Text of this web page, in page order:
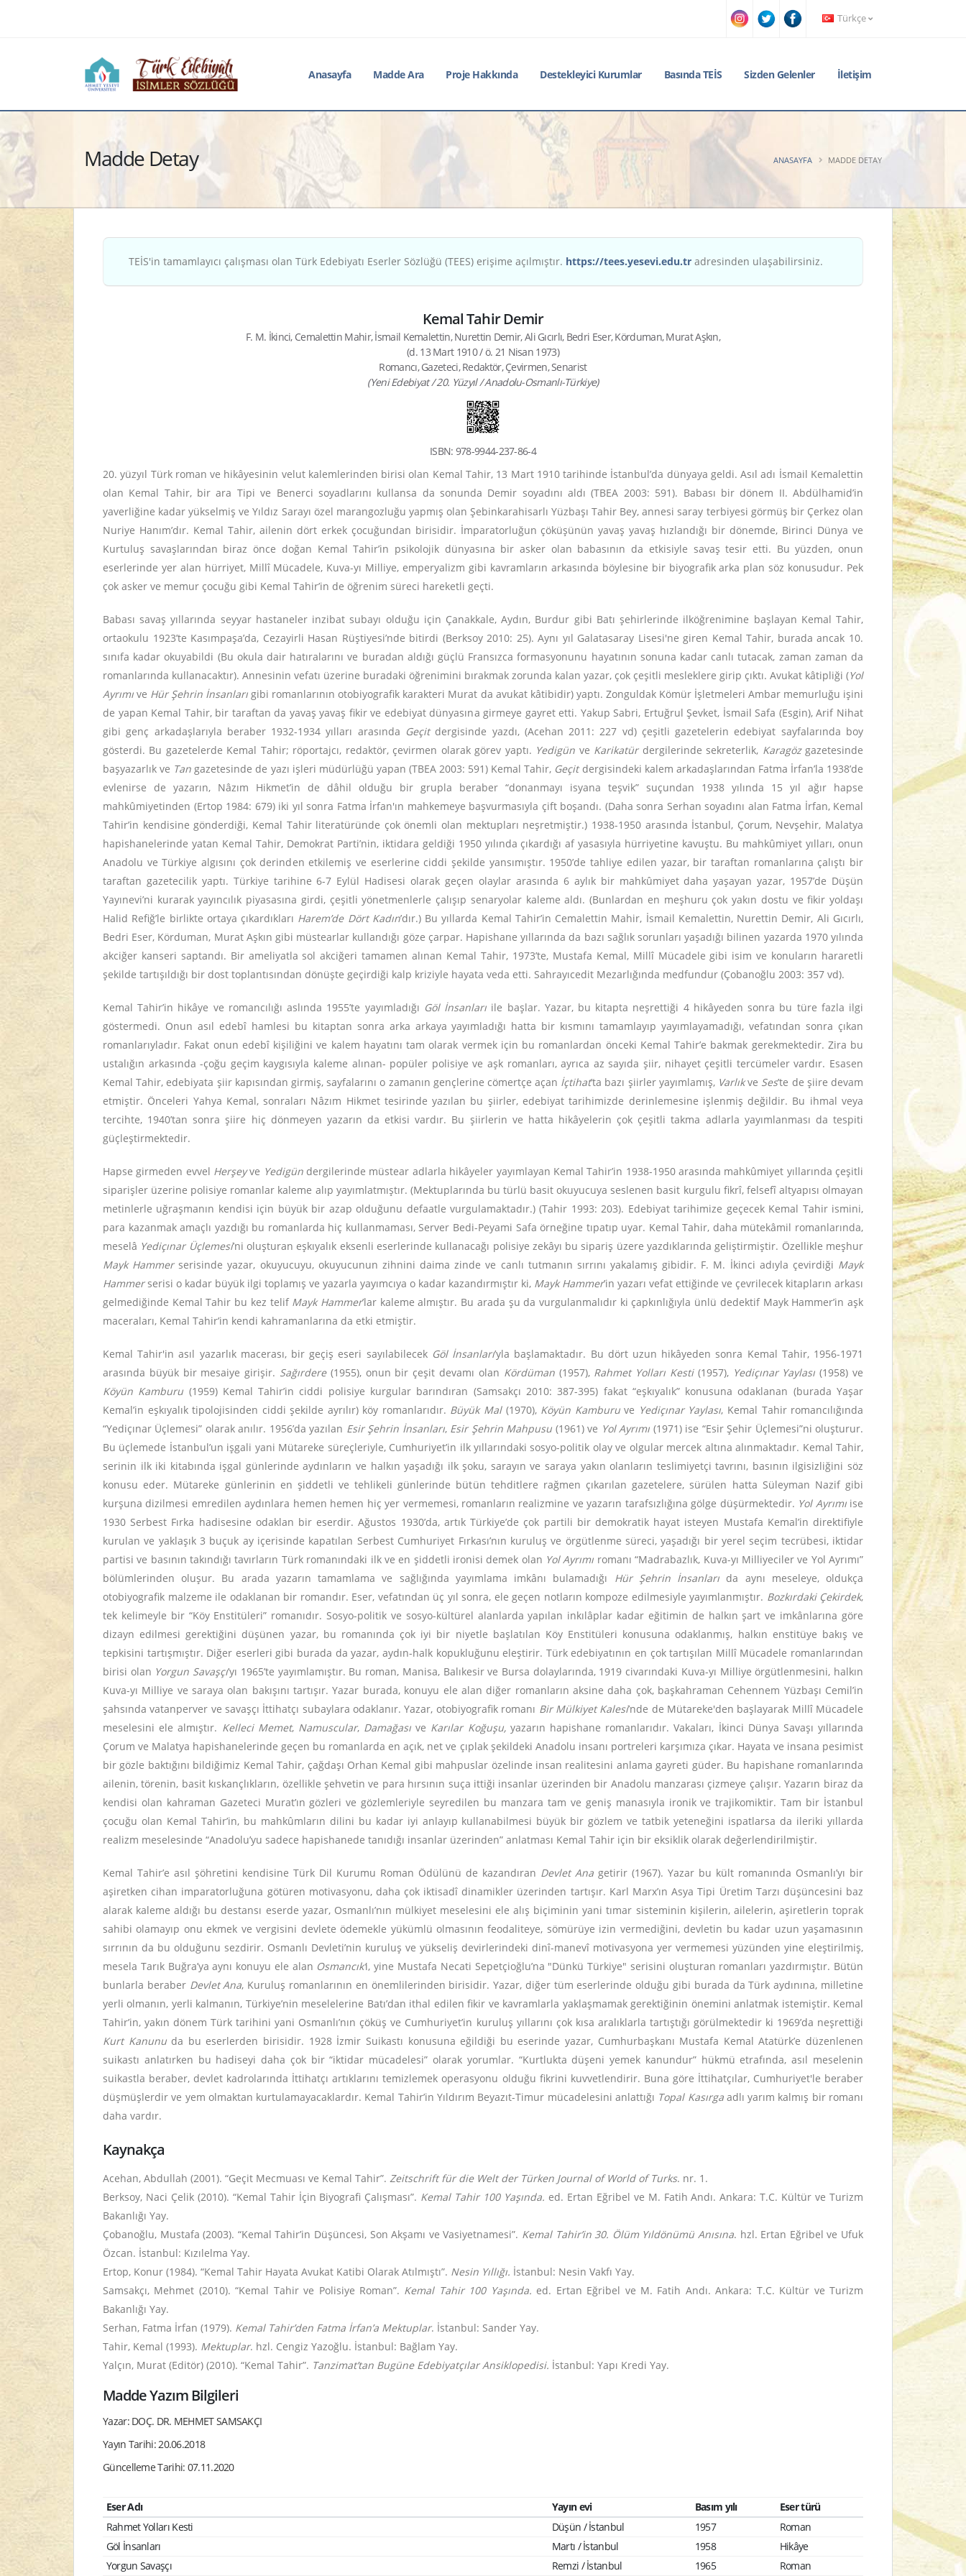
Türkçe
Anasayfa Madde Ara Proje Hakkında Destekleyici Kurumlar Basında TEİS Sizden Gelenler İletişim
Madde Detay ANASAYFA MADDE DETAY
TEİS'in tamamlayıcı çalışması olan Türk Edebiyatı Eserler Sözlüğü (TEES) erişime açılmıştır. https://tees.yesevi.edu.tr adresinden ulaşabilirsiniz.
Kemal Tahir Demir
F. M. İkinci, Cemalettin Mahir, İsmail Kemalettin, Nurettin Demir, Ali Gıcırlı, Bedri Eser, Körduman, Murat Aşkın,
(d. 13 Mart 1910 / ö. 21 Nisan 1973)
Romancı, Gazeteci, Redaktör, Çevirmen, Senarist
(Yeni Edebiyat / 20. Yüzyıl / Anadolu-Osmanlı-Türkiye)
ISBN: 978-9944-237-86-4
20. yüzyıl Türk roman ve hikâyesinin velut kalemlerinden birisi olan Kemal Tahir, 13 Mart 1910 tarihinde İstanbul’da dünyaya geldi. Asıl adı İsmail Kemalettin
olan Kemal Tahir, bir ara Tipi ve Benerci soyadlarını kullansa da sonunda Demir soyadını aldı (TBEA 2003: 591). Babası bir dönem II. Abdülhamid’in
yaverliğine kadar yükselmiş ve Yıldız Sarayı özel marangozluğu yapmış olan Şebinkarahisarlı Yüzbaşı Tahir Bey, annesi saray terbiyesi görmüş bir Çerkez olan
Nuriye Hanım’dır. Kemal Tahir, ailenin dört erkek çocuğundan birisidir. İmparatorluğun çöküşünün yavaş yavaş hızlandığı bir dönemde, Birinci Dünya ve
Kurtuluş savaşlarından biraz önce doğan Kemal Tahir’in psikolojik dünyasına bir asker olan babasının da etkisiyle savaş tesir etti. Bu yüzden, onun
eserlerinde yer alan hürriyet, Millî Mücadele, Kuva-yı Milliye, emperyalizm gibi kavramların arkasında böylesine bir biyografik arka plan söz konusudur. Pek
çok asker ve memur çocuğu gibi Kemal Tahir’in de öğrenim süreci hareketli geçti.
Babası savaş yıllarında seyyar hastaneler inzibat subayı olduğu için Çanakkale, Aydın, Burdur gibi Batı şehirlerinde ilköğrenimine başlayan Kemal Tahir,
ortaokulu 1923’te Kasımpaşa’da, Cezayirli Hasan Rüştiyesi’nde bitirdi (Berksoy 2010: 25). Aynı yıl Galatasaray Lisesi'ne giren Kemal Tahir, burada ancak 10.
sınıfa kadar okuyabildi (Bu okula dair hatıralarını ve buradan aldığı güçlü Fransızca formasyonunu hayatının sonuna kadar canlı tutacak, zaman zaman da
romanlarında kullanacaktır). Annesinin vefatı üzerine buradaki öğrenimini bırakmak zorunda kalan yazar, çok çeşitli mesleklere girip çıktı. Avukat kâtipliği (Yol
Ayrımıve Hür Şehrin İnsanları gibi romanlarının otobiyografik karakteri Murat da avukat kâtibidir) yaptı. Zonguldak Kömür İşletmeleri Ambar memurluğu işini
de yapan Kemal Tahir, bir taraftan da yavaş yavaş fikir ve edebiyat dünyasına girmeye gayret etti. Yakup Sabri, Ertuğrul Şevket, İsmail Safa (Esgin), Arif Nihat
gibi genç arkadaşlarıyla beraber 1932-1934 yılları arasında Geçitdergisinde yazdı, (Acehan 2011: 227 vd) çeşitli gazetelerin edebiyat sayfalarında boy
gösterdi. Bu gazetelerde Kemal Tahir; röportajcı, redaktör, çevirmen olarak görev yaptı. Yedigün ve Karikatürdergilerinde sekreterlik, Karagözgazetesinde
başyazarlık ve Tan gazetesinde de yazı işleri müdürlüğü yapan (TBEA 2003: 591) Kemal Tahir, Geçitdergisindeki kalem arkadaşlarından Fatma İrfan’la 1938’de
evlenirse de yazarın, Nâzım Hikmet’in de dâhil olduğu bir grupla beraber “donanmayı isyana teşvik” suçundan 1938 yılında 15 yıl ağır hapse
mahkûmiyetinden (Ertop 1984: 679) iki yıl sonra Fatma İrfan'ın mahkemeye başvurmasıyla çift boşandı. (Daha sonra Serhan soyadını alan Fatma İrfan, Kemal
Tahir’in kendisine gönderdiği, Kemal Tahir literatüründe çok önemli olan mektupları neşretmiştir.) 1938-1950 arasında İstanbul, Çorum, Nevşehir, Malatya
hapishanelerinde yatan Kemal Tahir, Demokrat Parti’nin, iktidara geldiği 1950 yılında çıkardığı af yasasıyla hürriyetine kavuştu. Bu mahkûmiyet yılları, onun
Anadolu ve Türkiye algısını çok derinden etkilemiş ve eserlerine ciddi şekilde yansımıştır. 1950’de tahliye edilen yazar, bir taraftan romanlarına çalıştı bir
taraftan gazetecilik yaptı. Türkiye tarihine 6-7 Eylül Hadisesi olarak geçen olaylar arasında 6 aylık bir mahkûmiyet daha yaşayan yazar, 1957’de Düşün
Yayınevi’ni kurarak yayıncılık piyasasına girdi, çeşitli yönetmenlerle çalışıp senaryolar kaleme aldı. (Bunlardan en meşhuru çok yakın dostu ve fikir yoldaşı
Halid Refiğ’le birlikte ortaya çıkardıkları Harem’de Dört Kadın’dır.) Bu yıllarda Kemal Tahir’in Cemalettin Mahir, İsmail Kemalettin, Nurettin Demir, Ali Gıcırlı,
Bedri Eser, Körduman, Murat Aşkın gibi müstearlar kullandığı göze çarpar. Hapishane yıllarında da bazı sağlık sorunları yaşadığı bilinen yazarda 1970 yılında
akciğer kanseri saptandı. Bir ameliyatla sol akciğeri tamamen alınan Kemal Tahir, 1973’te, Mustafa Kemal, Millî Mücadele gibi isim ve konuların hararetli
şekilde tartışıldığı bir dost toplantısından dönüşte geçirdiği kalp kriziyle hayata veda etti. Sahrayıcedit Mezarlığında medfundur (Çobanoğlu 2003: 357 vd).
Kemal Tahir’in hikâye ve romancılığı aslında 1955’te yayımladığı Göl İnsanları ile başlar. Yazar, bu kitapta neşrettiği 4 hikâyeden sonra bu türe fazla ilgi
göstermedi. Onun asıl edebî hamlesi bu kitaptan sonra arka arkaya yayımladığı hatta bir kısmını tamamlayıp yayımlayamadığı, vefatından sonra çıkan
romanlarıyladır. Fakat onun edebî kişiliğini ve kalem hayatını tam olarak vermek için bu romanlardan önceki Kemal Tahir’e bakmak gerekmektedir. Zira bu
ustalığın arkasında -çoğu geçim kaygısıyla kaleme alınan- popüler polisiye ve aşk romanları, ayrıca az sayıda şiir, nihayet çeşitli tercümeler vardır. Esasen
Kemal Tahir, edebiyata şiir kapısından girmiş, sayfalarını o zamanın gençlerine cömertçe açan İçtihat’ta bazı şiirler yayımlamış, Varlıkve Ses’te de şiire devam
etmiştir. Önceleri Yahya Kemal, sonraları Nâzım Hikmet tesirinde yazılan bu şiirler, edebiyat tarihimizde derinlemesine işlenmiş değildir. Bu ihmal veya
tercihte, 1940’tan sonra şiire hiç dönmeyen yazarın da etkisi vardır. Bu şiirlerin ve hatta hikâyelerin çok çeşitli takma adlarla yayımlanması da tespiti
güçleştirmektedir.
Hapse girmeden evvel Herşeyve Yedigündergilerinde müstear adlarla hikâyeler yayımlayan Kemal Tahir’in 1938-1950 arasında mahkûmiyet yıllarında çeşitli
siparişler üzerine polisiye romanlar kaleme alıp yayımlatmıştır. (Mektuplarında bu türlü basit okuyucuya seslenen basit kurgulu fikrî, felsefî altyapısı olmayan
metinlerle uğraşmanın kendisi için büyük bir azap olduğunu defaatle vurgulamaktadır.) (Tahir 1993: 203). Edebiyat tarihimize geçecek Kemal Tahir ismini,
para kazanmak amaçlı yazdığı bu romanlarda hiç kullanmaması, Server Bedi-Peyami Safa örneğine tıpatıp uyar. Kemal Tahir, daha mütekâmil romanlarında,
meselâ Yediçınar Üçlemesi’ni oluşturan eşkıyalık eksenli eserlerinde kullanacağı polisiye zekâyı bu sipariş üzere yazdıklarında geliştirmiştir. Özellikle meşhur
Mayk Hammerserisinde yazar, okuyucuyu, okuyucunun zihnini daima zinde ve canlı tutmanın sırrını yakalamış gibidir. F. M. İkinci adıyla çevirdiği Mayk
Hammerserisi o kadar büyük ilgi toplamış ve yazarla yayımcıya o kadar kazandırmıştır ki, Mayk Hammer’in yazarı vefat ettiğinde ve çevrilecek kitapların arkası
gelmediğinde Kemal Tahir bu kez telif Mayk Hammer’lar kaleme almıştır. Bu arada şu da vurgulanmalıdır ki çapkınlığıyla ünlü dedektif Mayk Hammer’in aşk
maceraları, Kemal Tahir’in kendi kahramanlarına da etki etmiştir.
Kemal Tahir'in asıl yazarlık macerası, bir geçiş eseri sayılabilecek Göl İnsanları’yla başlamaktadır. Bu dört uzun hikâyeden sonra Kemal Tahir, 1956-1971
arasında büyük bir mesaiye girişir. Sağırdere (1955), onun bir çeşit devamı olan Kördüman(1957), Rahmet Yolları Kesti (1957), Yediçınar Yaylası (1958) ve
Köyün Kamburu (1959) Kemal Tahir’in ciddi polisiye kurgular barındıran (Samsakçı 2010: 387-395) fakat “eşkıyalık” konusuna odaklanan (burada Yaşar
Kemal’in eşkıyalık tipolojisinden ciddi şekilde ayrılır) köy romanlarıdır. Büyük Mal(1970), Köyün Kamburuve Yediçınar Yaylası, Kemal Tahir romancılığında
“Yediçınar Üçlemesi” olarak anılır. 1956’da yazılan Esir Şehrin İnsanları,Esir Şehrin Mahpusu (1961) ve Yol Ayrımı (1971) ise “Esir Şehir Üçlemesi”ni oluşturur.
Bu üçlemede İstanbul’un işgali yani Mütareke süreçleriyle, Cumhuriyet’in ilk yıllarındaki sosyo-politik olay ve olgular mercek altına alınmaktadır. Kemal Tahir,
serinin ilk iki kitabında işgal günlerinde aydınların ve halkın yaşadığı ilk şoku, sarayın ve saraya yakın olanların teslimiyetçi tavrını, basının ilgisizliğini söz
konusu eder. Mütareke günlerinin en şiddetli ve tehlikeli günlerinde bütün tehditlere rağmen çıkarılan gazetelere, sürülen hatta Süleyman Nazif gibi
kurşuna dizilmesi emredilen aydınlara hemen hemen hiç yer vermemesi, romanların realizmine ve yazarın tarafsızlığına gölge düşürmektedir. Yol Ayrımıise
1930 Serbest Fırka hadisesine odaklan bir eserdir. Ağustos 1930’da, artık Türkiye’de çok partili bir demokratik hayat isteyen Mustafa Kemal’in direktifiyle
kurulan ve yaklaşık 3 buçuk ay içerisinde kapatılan Serbest Cumhuriyet Fırkası’nın kuruluş ve örgütlenme süreci, yaşadığı bir yerel seçim tecrübesi, iktidar
partisi ve basının takındığı tavırların Türk romanındaki ilk ve en şiddetli ironisi demek olan Yol Ayrımı romanı “Madrabazlık, Kuva-yı Milliyeciler ve Yol Ayrımı”
bölümlerinden oluşur. Bu arada yazarın tamamlama ve sağlığında yayımlama imkânı bulamadığı Hür Şehrin İnsanları da aynı meseleye, oldukça
otobiyografik malzeme ile odaklanan bir romandır. Eser, vefatından üç yıl sonra, ele geçen notların kompoze edilmesiyle yayımlanmıştır. Bozkırdaki Çekirdek,
tek kelimeyle bir “Köy Enstitüleri” romanıdır. Sosyo-politik ve sosyo-kültürel alanlarda yapılan inkılâplar kadar eğitimin de halkın şart ve imkânlarına göre
dizayn edilmesi gerektiğini düşünen yazar, bu romanında çok iyi bir niyetle başlatılan Köy Enstitüleri konusuna odaklanmış, halkın enstitüye bakış ve
tepkisini tartışmıştır. Diğer eserleri gibi burada da yazar, aydın-halk kopukluğunu eleştirir. Türk edebiyatının en çok tartışılan Millî Mücadele romanlarından
birisi olan Yorgun Savaşçı’yı 1965’te yayımlamıştır. Bu roman, Manisa, Balıkesir ve Bursa dolaylarında, 1919 civarındaki Kuva-yı Milliye örgütlenmesini, halkın
Kuva-yı Milliye ve saraya olan bakışını tartışır. Yazar burada, konuyu ele alan diğer romanların aksine daha çok, başkahraman Cehennem Yüzbaşı Cemil’in
şahsında vatanperver ve savaşçı İttihatçı subaylara odaklanır. Yazar, otobiyografik romanı Bir Mülkiyet Kalesi’nde de Mütareke'den başlayarak Millî Mücadele
meselesini ele almıştır. Kelleci Memet, Namuscular, Damağası ve Karılar Koğuşu,yazarın hapishane romanlarıdır. Vakaları, İkinci Dünya Savaşı yıllarında
Çorum ve Malatya hapishanelerinde geçen bu romanlarda en açık, net ve çıplak şekildeki Anadolu insanı portreleri karşımıza çıkar. Hayata ve insana pesimist
bir gözle baktığını bildiğimiz Kemal Tahir, çağdaşı Orhan Kemal gibi mahpuslar özelinde insan realitesini anlama gayreti güder. Bu hapishane romanlarında
ailenin, törenin, basit kıskançlıkların, özellikle şehvetin ve para hırsının suça ittiği insanlar üzerinden bir Anadolu manzarası çizmeye çalışır. Yazarın biraz da
kendisi olan kahraman Gazeteci Murat’ın gözleri ve gözlemleriyle seyredilen bu manzara tam ve geniş manasıyla ironik ve trajikomiktir. Tam bir İstanbul
çocuğu olan Kemal Tahir’in, bu mahkûmların dilini bu kadar iyi anlayıp kullanabilmesi büyük bir gözlem ve tatbik yeteneğini ispatlarsa da ileriki yıllarda
realizm meselesinde “Anadolu’yu sadece hapishanede tanıdığı insanlar üzerinden” anlatması Kemal Tahir için bir eksiklik olarak değerlendirilmiştir.
Kemal Tahir’e asıl şöhretini kendisine Türk Dil Kurumu Roman Ödülünü de kazandıran Devlet Ana getirir (1967). Yazar bu kült romanında Osmanlı’yı bir
aşiretken cihan imparatorluğuna götüren motivasyonu, daha çok iktisadî dinamikler üzerinden tartışır. Karl Marx’ın Asya Tipi Üretim Tarzı düşüncesini baz
alarak kaleme aldığı bu destansı eserde yazar, Osmanlı’nın mülkiyet meselesini ele alış biçiminin yani tımar sisteminin kişilerin, ailelerin, aşiretlerin toprak
sahibi olamayıp onu ekmek ve vergisini devlete ödemekle yükümlü olmasının feodaliteye, sömürüye izin vermediğini, devletin bu kadar uzun yaşamasının
sırrının da bu olduğunu sezdirir. Osmanlı Devleti’nin kuruluş ve yükseliş devirlerindeki dinî-manevî motivasyona yer vermemesi yüzünden yine eleştirilmiş,
mesela Tarık Buğra’ya aynı konuyu ele alan Osmancık’ı, yine Mustafa Necati Sepetçioğlu’na "Dünkü Türkiye" serisini oluşturan romanları yazdırmıştır. Bütün
bunlarla beraber Devlet Ana, Kuruluş romanlarının en önemlilerinden birisidir. Yazar, diğer tüm eserlerinde olduğu gibi burada da Türk aydınına, milletine
yerli olmanın, yerli kalmanın, Türkiye’nin meselelerine Batı’dan ithal edilen fikir ve kavramlarla yaklaşmamak gerektiğinin önemini anlatmak istemiştir. Kemal
Tahir’in, yakın dönem Türk tarihini yani Osmanlı’nın çöküş ve Cumhuriyet’in kuruluş yıllarını çok kısa aralıklarla tartıştığı görülmektedir ki 1969’da neşrettiği
Kurt Kanunu da bu eserlerden birisidir. 1928 İzmir Suikastı konusuna eğildiği bu eserinde yazar, Cumhurbaşkanı Mustafa Kemal Atatürk’e düzenlenen
suikastı anlatırken bu hadiseyi daha çok bir “iktidar mücadelesi” olarak yorumlar. “Kurtlukta düşeni yemek kanundur” hükmü etrafında, asıl meselenin
suikastla beraber, devlet kadrolarında İttihatçı artıklarını temizlemek operasyonu olduğu fikrini kuvvetlendirir. Buna göre İttihatçılar, Cumhuriyet'le beraber
düşmüşlerdir ve yem olmaktan kurtulamayacaklardır. Kemal Tahir’in Yıldırım Beyazıt-Timur mücadelesini anlattığı Topal Kasırgaadlı yarım kalmış bir romanı
daha vardır.
Kaynakça
Acehan, Abdullah (2001). “Geçit Mecmuası ve Kemal Tahir”. Zeitschrift für die Welt der Türken Journal of World of Turks. nr. 1.
Berksoy, Naci Çelik (2010). “Kemal Tahir İçin Biyografi Çalışması”. Kemal Tahir 100 Yaşında. ed. Ertan Eğribel ve M. Fatih Andı. Ankara: T.C. Kültür ve Turizm
Bakanlığı Yay.
Çobanoğlu, Mustafa (2003). “Kemal Tahir’in Düşüncesi, Son Akşamı ve Vasiyetnamesi”. Kemal Tahir’in 30. Ölüm Yıldönümü Anısına. hzl. Ertan Eğribel ve Ufuk
Özcan. İstanbul: Kızılelma Yay.
Ertop, Konur (1984). “Kemal Tahir Hayata Avukat Katibi Olarak Atılmıştı”. Nesin Yıllığı. İstanbul: Nesin Vakfı Yay.
Samsakçı, Mehmet (2010). “Kemal Tahir ve Polisiye Roman”. Kemal Tahir 100 Yaşında. ed. Ertan Eğribel ve M. Fatih Andı. Ankara: T.C. Kültür ve Turizm
Bakanlığı Yay.
Serhan, Fatma İrfan (1979). Kemal Tahir’den Fatma İrfan’a Mektuplar. İstanbul: Sander Yay.
Tahir, Kemal (1993). Mektuplar. hzl. Cengiz Yazoğlu. İstanbul: Bağlam Yay.
Yalçın, Murat (Editör) (2010). “Kemal Tahir”. Tanzimat’tan Bugüne Edebiyatçılar Ansiklopedisi. İstanbul: Yapı Kredi Yay.
Madde Yazım Bilgileri
Yazar: DOÇ. DR. MEHMET SAMSAKÇI
Yayın Tarihi: 20.06.2018
Güncelleme Tarihi: 07.11.2020
Eser Adı Yayın evi Basım yılı
Eser türü
Rahmet Yolları Kesti
Düşün / İstanbul 1957
Roman
Göl İnsanları
Martı / İstanbul 1958
Hikâye
Yorgun Savaşçı
Remzi / İstanbul 1965 Roman